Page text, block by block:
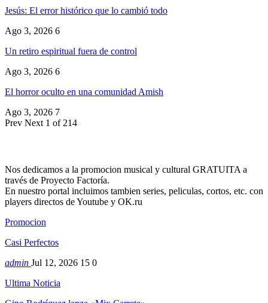
Jesús: El error histórico que lo cambió todo
Ago 3, 2026 6
Un retiro espiritual fuera de control
Ago 3, 2026 6
El horror oculto en una comunidad Amish
Ago 3, 2026 7
Prev Next 1 of 214
Nos dedicamos a la promocion musical y cultural GRATUITA a
través de Proyecto Factoría.
En nuestro portal incluimos tambien series, peliculas, cortos, etc. con
players directos de Youtube y OK.ru
Promocion
Casi Perfectos
admin Jul 12, 2026 15 0
Ultima Noticia